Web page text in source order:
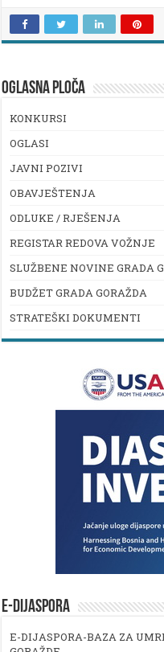
OGLASNA PLOČA
KONKURSI
OGLASI
JAVNI POZIVI
OBAVJEŠTENJA
ODLUKE / RJEŠENJA
REGISTAR REDOVA VOŽNJE
SLUŽBENE NOVINE GRADA
BUDŽET GRADA GORAŽDA
STRATEŠKI DOKUMENTI
E-DIJASPORA
E-DIJASPORA-BAZA ZA